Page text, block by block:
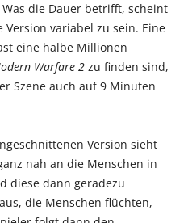
Was die Dauer betrifft, scheint
variabel zu sein. Eine
eine halbe Millionen
Warfare 2 zu finden sind,
Szene auch auf 9 Minuten
Version sieht
nah an die Menschen in
diese dann geradezu
die Menschen flüchten,